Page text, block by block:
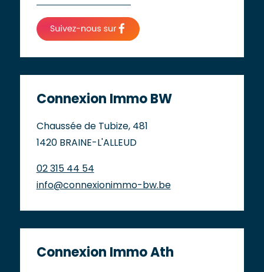
Connexion Immo BW
Chaussée de Tubize, 481
1420 BRAINE-L'ALLEUD
02 315 44 54
info@connexionimmo-bw.be
Connexion Immo Ath